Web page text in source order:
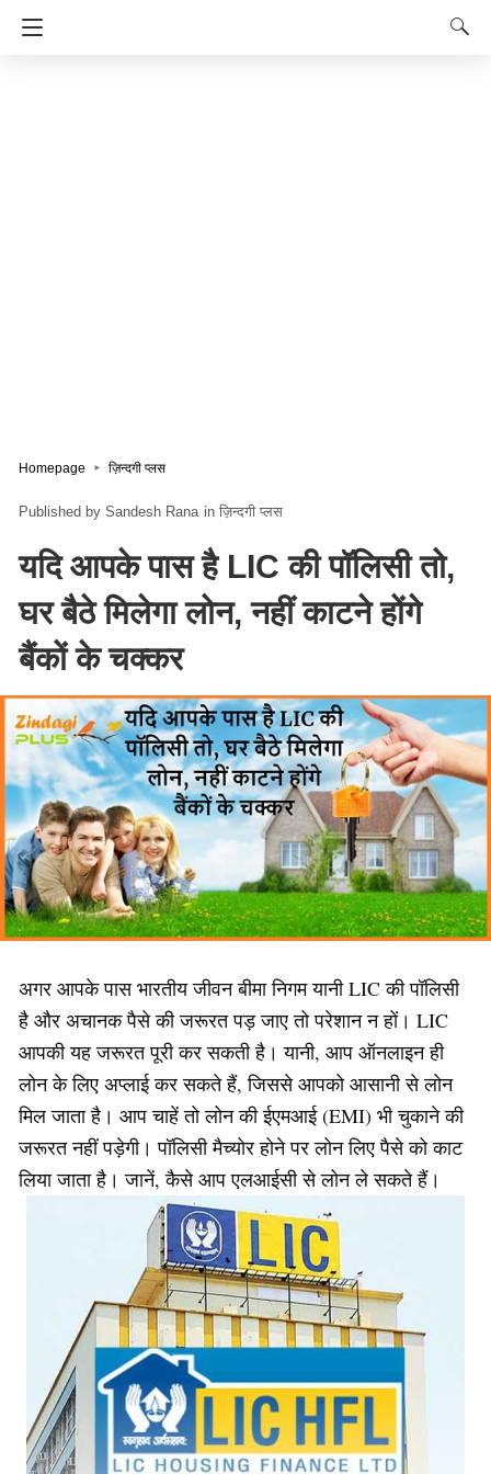
Homepage ज़िन्दगी प्लस
Sandesh Rana in ज़िन्दगी प्लस
यदि आपके पास है LIC की पॉलिसी तो,
घर बैठे मिलेगा लोन, नहीं काटने होंगे
बैंकों के चक्कर
अगर आपके पास भारतीय जीवन बीमा निगम यानी LIC की पॉलिसी
है और अचानक पैसे की जरूरत पड़ जाए तो परेशान न हों। LIC
आपकी यह जरूरत पूरी कर सकती है। यानी, आप ऑनलाइन ही
लोन के लिए अप्लाई कर सकते हैं, जिससे आपको आसानी से लोन
मिल जाता है। आप चाहें तो लोन की ईएमआई (EMI) भी चुकाने की
जरूरत नहीं पड़ेगी। पॉलिसी मैच्योर होने पर लोन लिए पैसे को काट
लिया जाता है। जानें, कैसे आप एलआईसी से लोन ले सकते हैं।